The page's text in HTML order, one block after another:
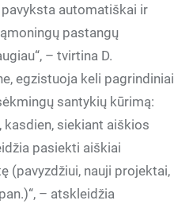
pavyksta automatiškai ir
pastangų
– tvirtina D.
egzistuoja keli pagrindiniai
santykių kūrimą:
siekiant aiškios
pasiekti aiškiai
(pavyzdžiui, nauji projektai,
– atskleidžia